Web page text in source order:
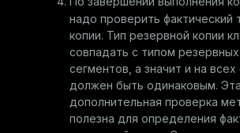
надо проверить фактический
копии. Тип резервной копии
совпадать с типом
сегментов, а значит и на всех
должен быть одинаковым. Эта
дополнительная проверка
полезна для определения